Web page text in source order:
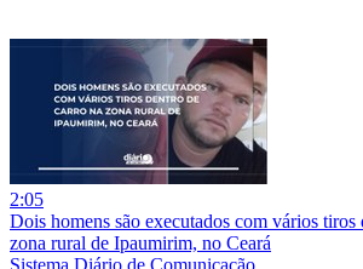
2:05
Dois homens são executados com vários tiros
zona rural de Ipaumirim, no Ceará